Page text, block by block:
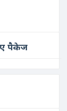
पैकेज